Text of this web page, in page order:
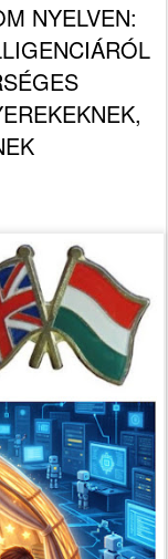
NYELVEN: